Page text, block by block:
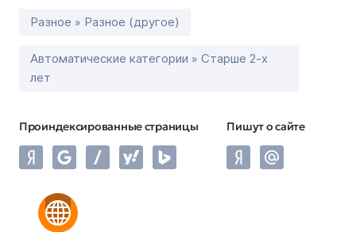
Разное » Разное (другое)
Автоматические категории » Старше 2-х
лет
Проиндексированные страницы Пишут о сайте